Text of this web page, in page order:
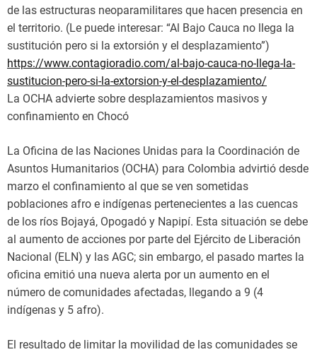
de las estructuras neoparamilitares que hacen presencia en
el territorio. (Le puede interesar: “Al Bajo Cauca no llega la
sustitución pero si la extorsión y el desplazamiento”)
https://www.contagioradio.com/al-bajo-cauca-no-llega-la-
sustitucion-pero-si-la-extorsion-y-el-desplazamiento/
La OCHA advierte sobre desplazamientos masivos y
confinamiento en Chocó
La Oficina de las Naciones Unidas para la Coordinación de
Asuntos Humanitarios (OCHA) para Colombia advirtió desde
marzo el confinamiento al que se ven sometidas
poblaciones afro e indígenas pertenecientes a las cuencas
de los ríos Bojayá, Opogadó y Napipí. Esta situación se debe
al aumento de acciones por parte del Ejército de Liberación
Nacional (ELN) y las AGC; sin embargo, el pasado martes la
oficina emitió una nueva alerta por un aumento en el
número de comunidades afectadas, llegando a 9 (4
indígenas y 5 afro).
El resultado de limitar la movilidad de las comunidades se